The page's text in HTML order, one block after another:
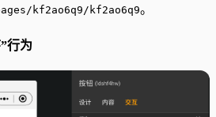
kf2ao6q9/kf2ao6q9。
行为